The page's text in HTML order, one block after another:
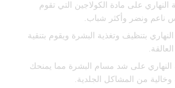
على مادة الكولاجين التي تقوم
ناعم ونضر وأكثر شباب.
بتنظيف وتغذية البشرة ويقوم بتنقية
النهاري على شد مسام البشرة مما يمنحك
من المشاكل الجلدية.